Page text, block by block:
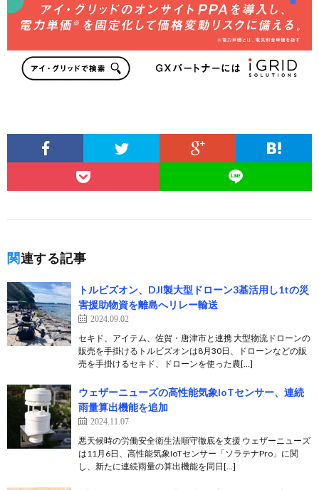
関連する記事
トルビズオン、DJI製大型ドローン3基活用し1tの災
害援助物資を離島へリレー輸送
2024.09.02
セキド、アイテム、佐賀・唐津市と連携 大型物流ドローンの
販売を手掛けるトルビズオンは8月30日、ドローンなどの販
売を手掛けるセキド、ドローンを使った農[…]
ウェザーニューズの高性能気象IoTセンサー、連続
雨量算出機能を追加
2024.11.07
悪天候時の労働安全衛生法順守徹底を支援 ウェザーニューズ
は11月6日、高性能気象IoTセンサー「ソラテナPro」に関
し、新たに連続雨量の算出機能を同日[…]